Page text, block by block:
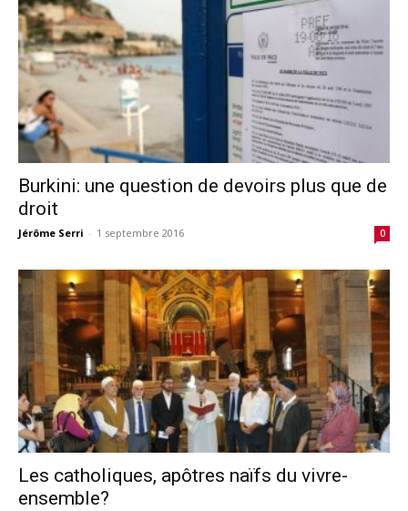
Burkini: une question de devoirs plus que de
droit
Jérôme Serri - 1 septembre 2016 0
Les catholiques, apôtres naïfs du vivre-
ensemble?